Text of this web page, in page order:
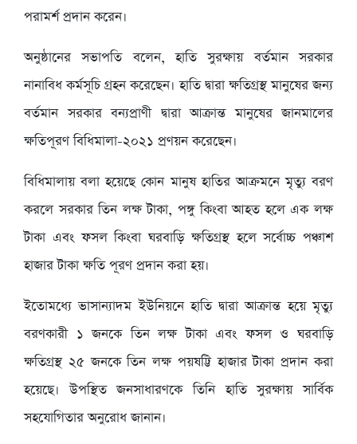
পরামর্শ প্রদান করেন।
অনুষ্ঠানের সভাপতি বলেন, হাতি সুরক্ষায় বর্তমান সরকার
নানাবিধ কর্মসূচি গ্রহন করেছেন। হাতি দ্বারা ক্ষতিগ্রস্থ মানুষের জন্য
বর্তমান সরকার বন্যপ্রাণী দ্বারা আক্রান্ত মানুষের জানমালের
ক্ষতিপূরণ বিধিমালা-২০২১ প্রণয়ন করেছেন।
বিধিমালায় বলা হয়েছে কোন মানুষ হাতির আক্রমনে মৃত্যু বরণ
করলে সরকার তিন লক্ষ টাকা, পঙ্গু কিংবা আহত হলে এক লক্ষ
টাকা এবং ফসল কিংবা ঘরবাড়ি ক্ষতিগ্রস্থ হলে সর্বোচ্চ পঞ্চাশ
হাজার টাকা ক্ষতি পূরণ প্রদান করা হয়।
ইতোমধ্যে ভাসান্যাদম ইউনিয়নে হাতি দ্বারা আক্রান্ত হয়ে মৃত্যু
বরণকারী ১ জনকে তিন লক্ষ টাকা এবং ফসল ও ঘরবাড়ি
ক্ষতিগ্রস্থ ২৫ জনকে তিন লক্ষ পয়ষট্টি হাজার টাকা প্রদান করা
হয়েছে। উপস্থিত জনসাধারণকে তিনি হাতি সুরক্ষায় সার্বিক
সহযোগিতার অনুরোধ জানান।